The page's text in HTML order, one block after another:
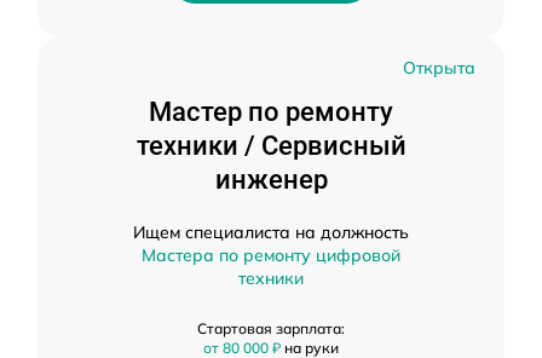
Открыта
Мастер по ремонту
техники / Сервисный
инженер
Ищем специалиста на должность
Мастера по ремонту цифровой
техники
Стартовая зарплата:
от 80 000 ₽ на руки